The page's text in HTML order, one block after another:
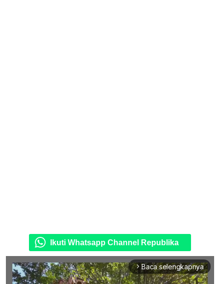
Ikuti Whatsapp Channel Republika
arrow_forward_ios Baca selengkapnya